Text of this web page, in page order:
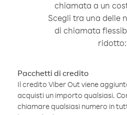
chiamata a un
Scegli tra una delle
di chiamata
ridotto:
Pacchetti di credito
Il credito Viber Out viene
acquisti un importo qualsiasi.
chiamare qualsiasi numero in